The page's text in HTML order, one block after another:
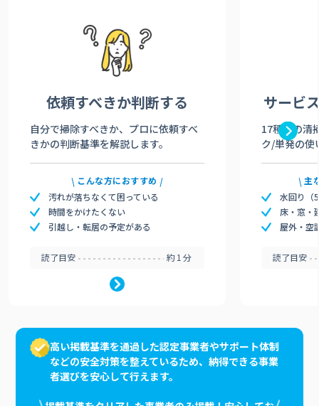
依頼すべきか判断する
自分で掃除すべきか、プロに依頼すべ
きかの判断基準を解説します。
こんな方におすすめ
汚れが落ちなくて困っている
時間をかけたくない
引越し・転居の予定がある
読了目安 約1分
サービ
17種類の清
ク/単発の使
主
水回り（
床・窓・
屋外・空
読了目安
高い掲載基準を通過した認定事業者やサポート体制
などの安全対策を整えているため、納得できる事業
者選びを安心して行えます。